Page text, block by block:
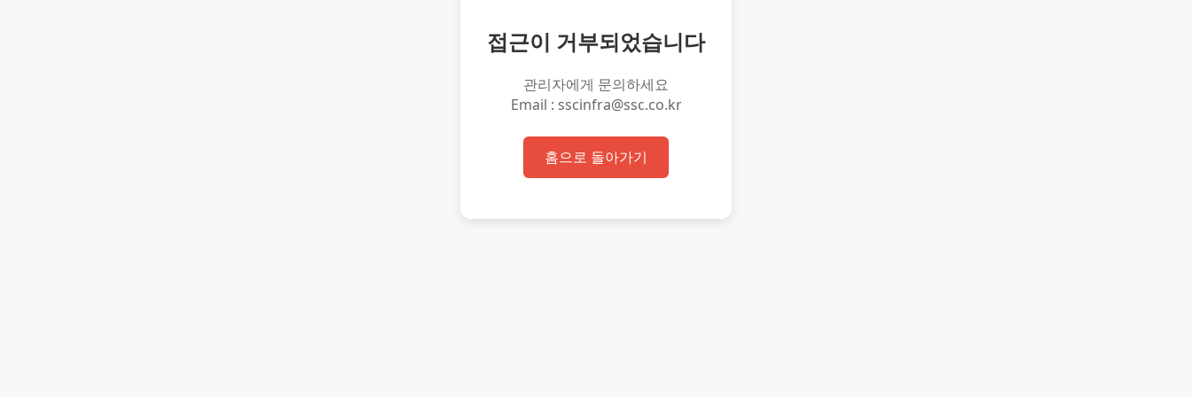
접근이 거부되었습니다
관리자에게 문의하세요
Email : sscinfra@ssc.co.kr
홈으로 돌아가기